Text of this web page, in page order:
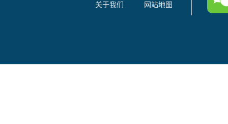
关于我们
网站地图